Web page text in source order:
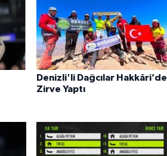
Denizli'li Dağcılar Hakkâri’de
Zirve Yaptı